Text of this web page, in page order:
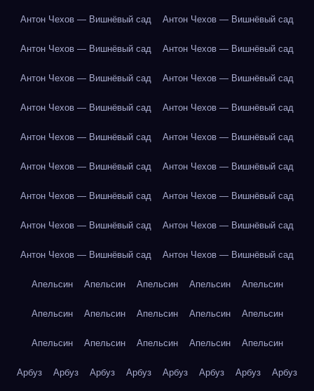
Антон Чехов — Вишнёвый сад Антон Чехов — Вишнёвый сад
Антон Чехов — Вишнёвый сад Антон Чехов — Вишнёвый сад
Антон Чехов — Вишнёвый сад Антон Чехов — Вишнёвый сад
Антон Чехов — Вишнёвый сад Антон Чехов — Вишнёвый сад
Антон Чехов — Вишнёвый сад Антон Чехов — Вишнёвый сад
Антон Чехов — Вишнёвый сад Антон Чехов — Вишнёвый сад
Антон Чехов — Вишнёвый сад Антон Чехов — Вишнёвый сад
Антон Чехов — Вишнёвый сад Антон Чехов — Вишнёвый сад
Антон Чехов — Вишнёвый сад Антон Чехов — Вишнёвый сад
Апельсин Апельсин Апельсин Апельсин Апельсин
Апельсин Апельсин Апельсин Апельсин Апельсин
Апельсин Апельсин Апельсин Апельсин Апельсин
Арбуз Арбуз Арбуз Арбуз Арбуз Арбуз Арбуз Арбуз